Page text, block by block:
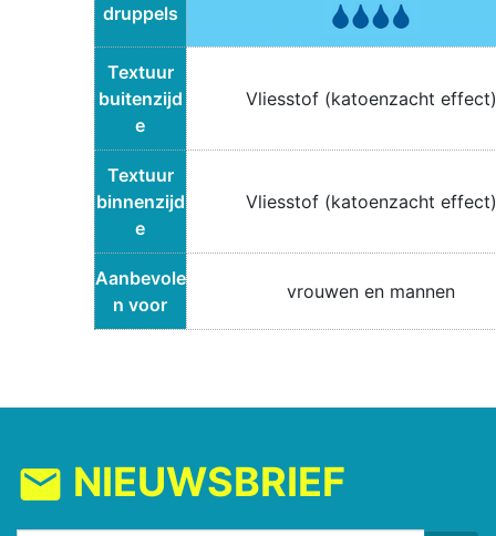
druppels
Textuur
buitenzijd
e
Vliesstof (katoenzacht effect)
Textuur
binnenzijd
e
Vliesstof (katoenzacht effect)
Aanbevole
n voor
vrouwen en mannen
mail NIEUWSBRIEF